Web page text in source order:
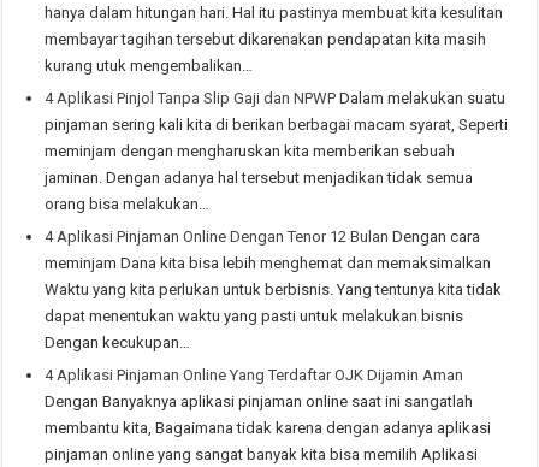
hanya dalam hitungan hari. Hal itu pastinya membuat kita kesulitan
membayar tagihan tersebut dikarenakan pendapatan kita masih
kurang utuk mengembalikan…
4 Aplikasi Pinjol Tanpa Slip Gaji dan NPWP Dalam melakukan suatu
pinjaman sering kali kita di berikan berbagai macam syarat, Seperti
meminjam dengan mengharuskan kita memberikan sebuah
jaminan. Dengan adanya hal tersebut menjadikan tidak semua
orang bisa melakukan…
4 Aplikasi Pinjaman Online Dengan Tenor 12 Bulan Dengan cara
meminjam Dana kita bisa lebih menghemat dan memaksimalkan
Waktu yang kita perlukan untuk berbisnis. Yang tentunya kita tidak
dapat menentukan waktu yang pasti untuk melakukan bisnis
Dengan kecukupan…
4 Aplikasi Pinjaman Online Yang Terdaftar OJK Dijamin Aman
Dengan Banyaknya aplikasi pinjaman online saat ini sangatlah
membantu kita, Bagaimana tidak karena dengan adanya aplikasi
pinjaman online yang sangat banyak kita bisa memilih Aplikasi